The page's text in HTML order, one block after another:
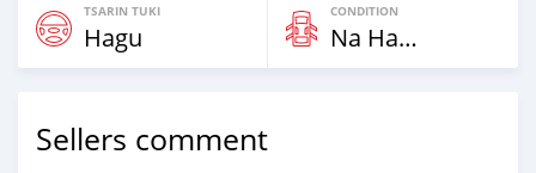
TSARIN TUKI
Hagu
CONDITION
Na Hannu
Sellers comment